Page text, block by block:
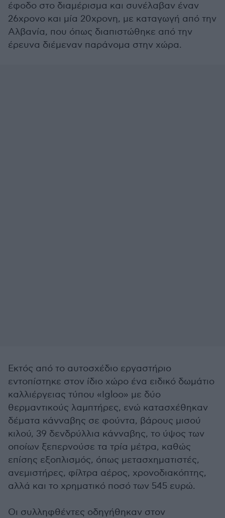
έφοδο στο διαμέρισμα και συνέλαβαν έναν
26χρονο και μία 20χρονη, με καταγωγή από την
Αλβανία, που όπως διαπιστώθηκε από την
έρευνα διέμεναν παράνομα στην χώρα.
Εκτός από το αυτοσχέδιο εργαστήριο
εντοπίστηκε στον ίδιο χώρο ένα ειδικό δωμάτιο
καλλιέργειας τύπου «Igloo» με δύο
θερμαντικούς λαμπτήρες, ενώ κατασχέθηκαν
δέματα κάνναβης σε φούντα, βάρους μισού
κιλού, 39 δενδρύλλια κάνναβης, το ύψος των
οποίων ξεπερνούσε τα τρία μέτρα, καθώς
επίσης εξοπλισμός, όπως μετασχηματιστές,
ανεμιστήρες, φίλτρα αέρος, χρονοδιακόπτης,
αλλά και το χρηματικό ποσό των 545 ευρώ.
Οι συλληφθέντες οδηγήθηκαν στον